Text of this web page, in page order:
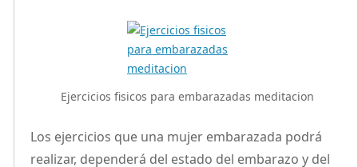
Ejercicios fisicos para embarazadas meditacion
Los ejercicios que una mujer embarazada podrá
realizar, dependerá del estado del embarazo y del